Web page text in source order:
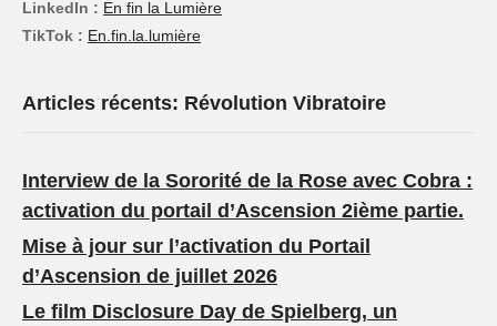
LinkedIn : En fin la Lumière
TikTok : En.fin.la.lumière
Articles récents: Révolution Vibratoire
Interview de la Sororité de la Rose avec Cobra :
activation du portail d’Ascension 2ième partie.
Mise à jour sur l’activation du Portail
d’Ascension de juillet 2026
Le film Disclosure Day de Spielberg, un